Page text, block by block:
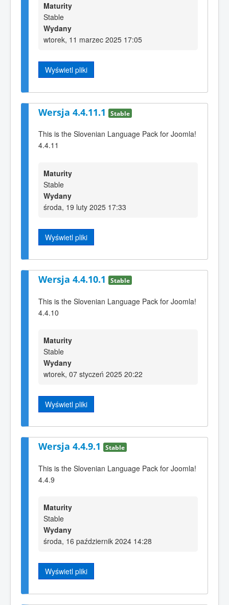
Maturity
Stable
Wydany
wtorek, 11 marzec 2025 17:05
Wyświetl pliki
Wersja 4.4.11.1 Stable
This is the Slovenian Language Pack for Joomla!
4.4.11
Maturity
Stable
Wydany
środa, 19 luty 2025 17:33
Wyświetl pliki
Wersja 4.4.10.1 Stable
This is the Slovenian Language Pack for Joomla!
4.4.10
Maturity
Stable
Wydany
wtorek, 07 styczeń 2025 20:22
Wyświetl pliki
Wersja 4.4.9.1 Stable
This is the Slovenian Language Pack for Joomla!
4.4.9
Maturity
Stable
Wydany
środa, 16 październik 2024 14:28
Wyświetl pliki